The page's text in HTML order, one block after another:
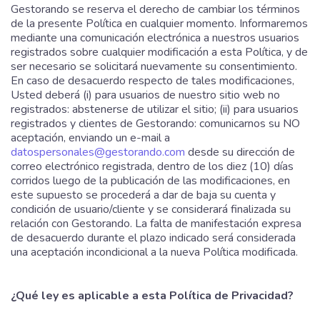
Gestorando se reserva el derecho de cambiar los términos
de la presente Política en cualquier momento. Informaremos
mediante una comunicación electrónica a nuestros usuarios
registrados sobre cualquier modificación a esta Política, y de
ser necesario se solicitará nuevamente su consentimiento.
En caso de desacuerdo respecto de tales modificaciones,
Usted deberá (i) para usuarios de nuestro sitio web no
registrados: abstenerse de utilizar el sitio; (ii) para usuarios
registrados y clientes de Gestorando: comunicarnos su NO
aceptación, enviando un e-mail a
datospersonales@gestorando.com desde su dirección de
correo electrónico registrada, dentro de los diez (10) días
corridos luego de la publicación de las modificaciones, en
este supuesto se procederá a dar de baja su cuenta y
condición de usuario/cliente y se considerará finalizada su
relación con Gestorando. La falta de manifestación expresa
de desacuerdo durante el plazo indicado será considerada
una aceptación incondicional a la nueva Política modificada.
¿Qué ley es aplicable a esta Política de Privacidad?